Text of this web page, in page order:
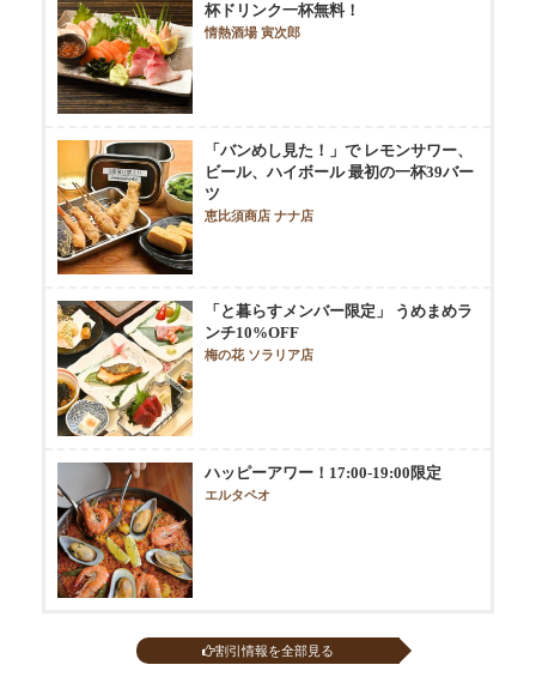
杯ドリンク一杯無料！
情熱酒場 寅次郎
「バンめし見た！」で レモンサワー、
ビール、ハイボール 最初の一杯39バー
ツ
恵比須商店 ナナ店
「と暮らすメンバー限定」 うめまめラ
ンチ10%OFF
梅の花 ソラリア店
ハッピーアワー！17:00-19:00限定
エルタペオ
割引情報を全部見る